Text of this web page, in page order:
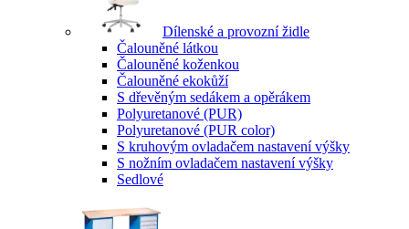
Dílenské a provozní židle
Čalouněné látkou
Čalouněné koženkou
Čalouněné ekokůží
S dřevěným sedákem a opěrákem
Polyuretanové (PUR)
Polyuretanové (PUR color)
S kruhovým ovladačem nastavení výšky
S nožním ovladačem nastavení výšky
Sedlové